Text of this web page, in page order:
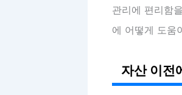
관리에 편리함
에 어떻게 도움
자산 이전